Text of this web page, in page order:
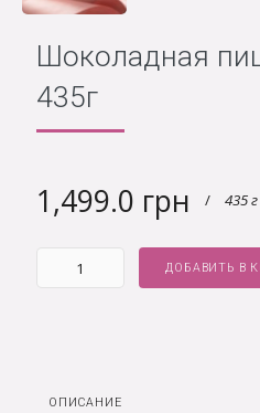
Шоколадная
435г
1,499.0 грн / 435 г
ДОБАВИТЬ В
ОПИСАНИЕ